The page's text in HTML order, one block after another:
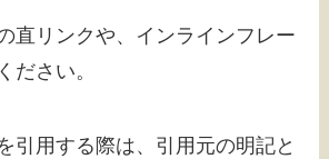
直リンクや、インラインフレー
ださい。
引用する際は、引用元の明記と